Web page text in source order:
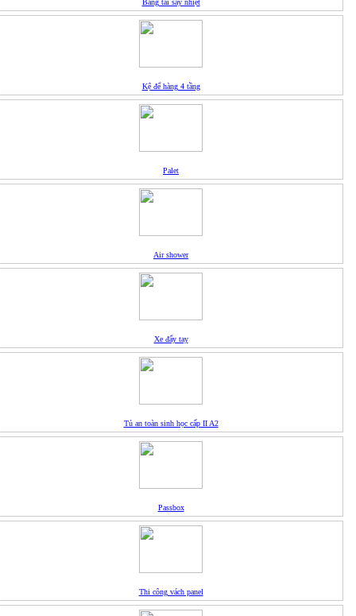
Băng tải sấy nhiệt
Kệ để hàng 4 tầng
Palet
Air shower
Xe đẩy tay
Tủ an toàn sinh học cấp II A2
Passbox
Thi công vách panel